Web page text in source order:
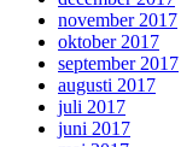
november 2017
oktober 2017
september 2017
augusti 2017
juli 2017
juni 2017